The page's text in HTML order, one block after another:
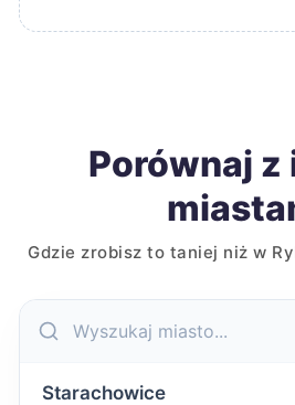
Porównaj z
Gdzie zrobisz to taniej niż w
Starachowice